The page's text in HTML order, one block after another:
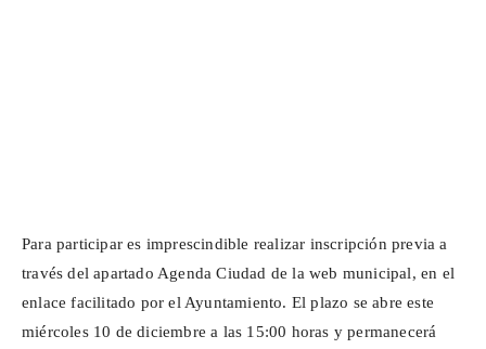
Para participar es imprescindible realizar inscripción previa a
través del apartado Agenda Ciudad de la web municipal,en el
enlace facilitado por el Ayuntamiento. El plazo se abre este
miércoles 10 de diciembre a las 15:00 horas y permanecerá